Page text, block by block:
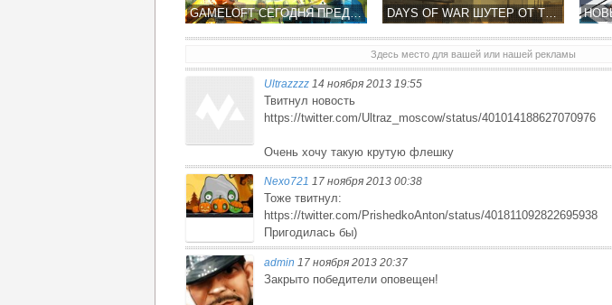
GAMELOFT СЕГОДНЯ ПРЕДСТАВИЛ В APP STORE СВОЮ НОВУЮ ИГРУ «БИТВЫ ТАНКОВ» DAYS OF WAR ШУТЕР ОТ ТРЕТЬЕГО ЛИЦА ОТ EGGCODE GAMES
REAL RACING 3 ОБЗАВЕЛСЯ НОВОЙ ТРАССОЙ И FERRARI-ЯМИ
Здесь место для вашей или нашей рекламы
Ultrazzzz 14 ноября 2013 19:55
Твитнул новость
https://twitter.com/Ultraz_moscow/status/401014188627070976
Очень хочу такую крутую флешку
Nexo721 17 ноября 2013 00:38
Тоже твитнул:
https://twitter.com/PrishedkoAnton/status/401811092822695938
Пригодилась бы)
admin 17 ноября 2013 20:37
Закрыто победители оповещен!